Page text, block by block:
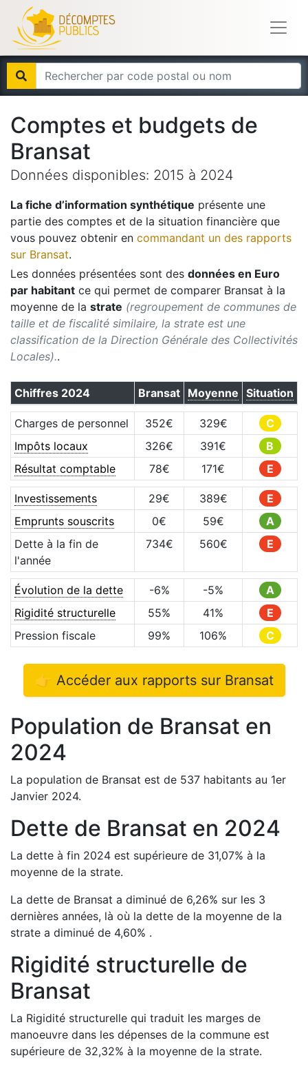
Comptes et budgets de
Bransat
Données disponibles: 2015 à 2024
La fiche d’information synthétique présente une
partie des comptes et de la situation financière que
vous pouvez obtenir en commandant un des rapports
sur Bransat.
Les données présentées sont des données en Euro
par habitant ce qui permet de comparer Bransat à la
moyenne de la strate (regroupement de communes de
taille et de fiscalité similaire, la strate est une
classification de la Direction Générale des Collectivités
Locales)..
Chiffres 2024 Bransat Moyenne Situation
Charges de personnel 352€ 329€
C
Impôts locaux
326€ 391€
B
Résultat comptable
78€ 171€ E
Investissements 29€ 389€
E
Emprunts souscrits
0€ 59€
A
Dette à la fin de
l'année
734€ 560€ E
Évolution de la dette -6% -5%
A
Rigidité structurelle
55% 41%
E
Pression fiscale
99% 106% C
👉 Accéder aux rapports sur Bransat
Population de Bransat en
2024
La population de Bransat est de 537 habitants au 1er
Janvier 2024.
Dette de Bransat en 2024
La dette à fin 2024 est supérieure de 31,07% à la
moyenne de la strate.
La dette de Bransat a diminué de 6,26% sur les 3
dernières années, là où la dette de la moyenne de la
strate a diminué de 4,60% .
Rigidité structurelle de
Bransat
La Rigidité structurelle qui traduit les marges de
manoeuvre dans les dépenses de la commune est
supérieure de 32,32% à la moyenne de la strate.